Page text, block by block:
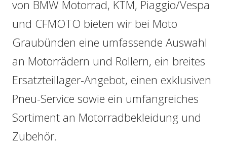
von BMW Motorrad, KTM, Piaggio/Vespa
und CFMOTO bieten wir bei Moto
Graubünden eine umfassende Auswahl
an Motorrädern und Rollern, ein breites
Ersatzteillager-Angebot, einen exklusiven
Pneu-Service sowie ein umfangreiches
Sortiment an Motorradbekleidung und
Zubehör.